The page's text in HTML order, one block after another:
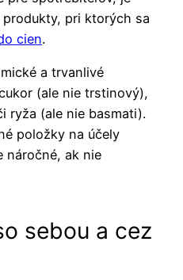
pri ktorých sa
cien.
a trvanlivé
(ale nie trstinový),
ryža (ale nie basmati).
položky na účely
náročné, ak nie
sebou a cez